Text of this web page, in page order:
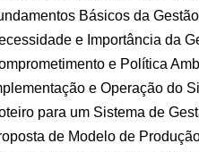
Básicos da
e Importância da
e Política
e Operação do
para um Sistema de
de Modelo de